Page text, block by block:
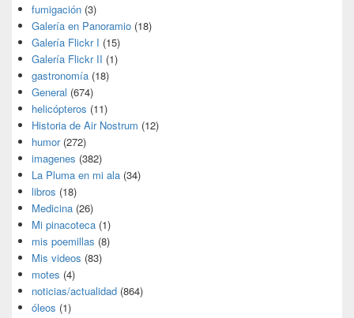
fumigación (3)
Galería en Panoramio (18)
Galería Flickr I (15)
Galería Flickr II (1)
gastronomía (18)
General (674)
helicópteros (11)
Historia de Air Nostrum (12)
humor(272)
imagenes (382)
La Pluma en mi ala (34)
libros (18)
Medicina (26)
Mi pinacoteca (1)
mis poemillas (8)
Mis videos (83)
motes (4)
noticias/actualidad (864)
óleos (1)